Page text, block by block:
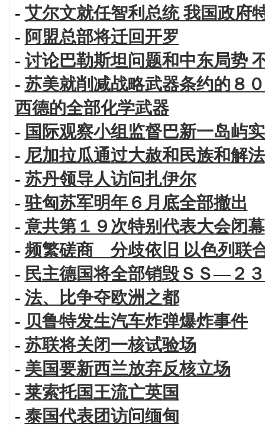
- 艾尔文就任智利总统 我国政府
- 阿盟总部将迁回开罗
- 讨论巴勒斯坦问题和中东局势
- 苏美就削减战略武器条约的８
西德的全部化学武器
- 国际观察小组监督巴新一岛屿
- 尼加拉瓜通过大赦和民族和解法
- 苏丹领导人访问扎伊尔
-驻匈苏军明年６月底全部撤出
- 意共第１９次特别代表大会闭幕
- 频繁磋商 分歧依旧 以色列联
- 民主德国将全部销毁ＳＳ—２
- 法、比争夺欧洲之都
- 贝鲁特发生汽车炸弹爆炸事件
- 苏联将关闭一核试验场
- 美国要新西兰放弃反核立场
- 莱索托国王流亡英国
- 泰国代表团访问缅甸